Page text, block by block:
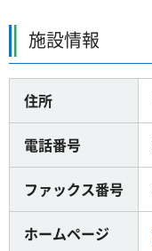
施設情報
住所
電話番号
ファックス番号
ホームページ